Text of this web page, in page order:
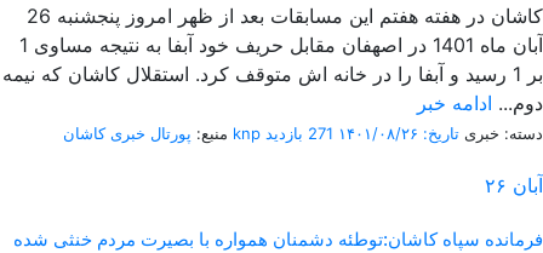
کاشان در هفته هفتم این مسابقات بعد از ظهر امروز پنجشنبه 26
آبان ماه 1401 در اصهفان مقابل حریف خود آبفا به نتیجه مساوی 1
بر 1 رسید و آبفا را در خانه اش متوقف کرد. استقلال کاشان که نیمه
دوم... ادامه خبر
منبع: پورتال خبری كاشان knp دسته: خبری تاریخ: ۱۴۰۱/۰۸/۲۶ 271 بازدید
۲۶ آبان
فرمانده سپاه کاشان:توطئه دشمنان همواره با بصیرت مردم خنثی شده